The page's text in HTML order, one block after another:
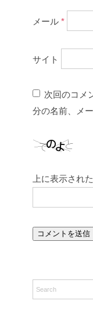
メール *
サイト
次回のコメ
分の名前、メ
上に表示され